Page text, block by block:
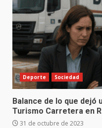
Deporte Sociedad
Balance de lo que dejó
Turismo Carretera en
31 de octubre de 2023